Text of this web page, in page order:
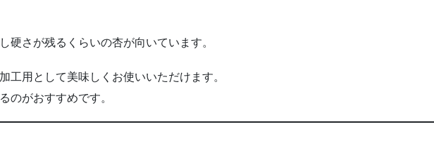
さが残るくらいの杏が向いています。
用として美味しくお使いいただけます。
のがおすすめです。